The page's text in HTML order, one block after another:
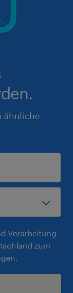
ähnliche
Verarbeitung
zum